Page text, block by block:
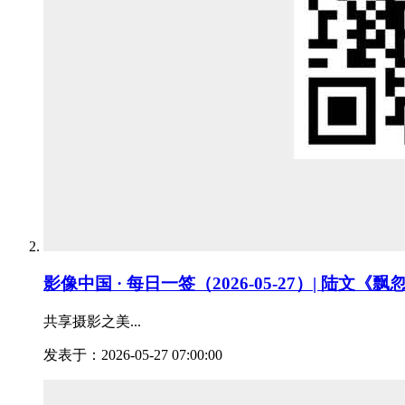
影像中国 · 每日一签（2026-05-27）| 陆文《飘
共享摄影之美...
发表于：2026-05-27 07:00:00